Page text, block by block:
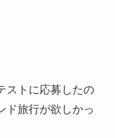
ストに応募したの
ド旅行が欲しかっ